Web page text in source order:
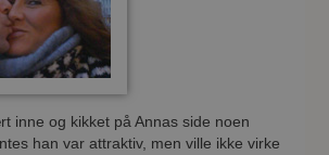
inne og kikket på Annas side noen
han var attraktiv, men ville ikke virke